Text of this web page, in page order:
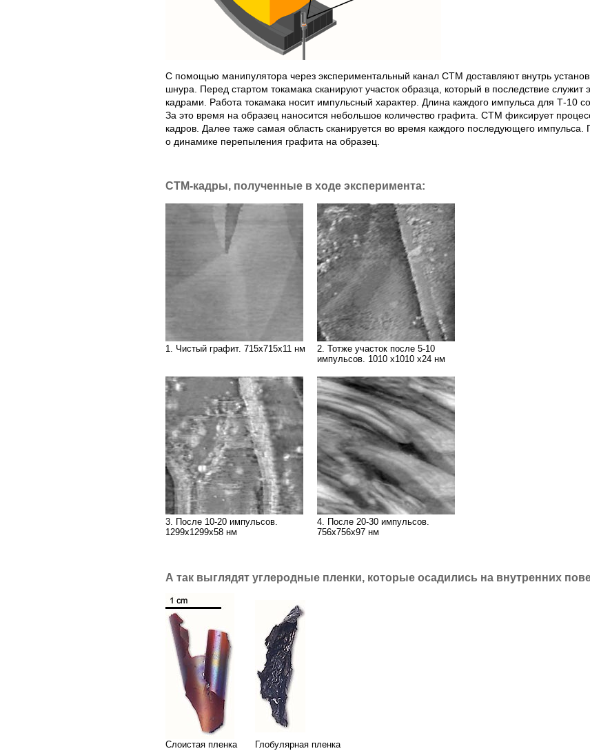
С помощью манипулятора через экспериментальный канал СТМ доставляют внутрь
шнура. Перед стартом токамака сканируют участок образца, который в последствие
кадрами. Работа токамака носит импульсный характер. Длина каждого импульса для Т-10
За это время на образец наносится небольшое количество графита. СТМ фиксирует
кадров. Далее таже самая область сканируется во время каждого последующего
о динамике перепыления графита на образец.
СТМ-кадры, полученные в ходе эксперимента:
1. Чистый графит. 715х715х11 нм
2. Тотже участок после 5-10
импульсов. 1010 х1010 х24 нм
3. После 10-20 импульсов.
1299х1299х58 нм
4. После 20-30 импульсов.
756х756х97 нм
А так выглядят углеродные пленки, которые осадились на внутренних
Слоистая пленка
Глобулярная пленка